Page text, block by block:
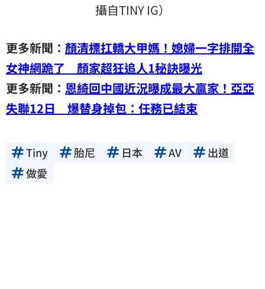
攝自TINY IG）
更多新聞： 顏清標扛轎大甲媽！媳婦一字排開全
女神網跪了 顏家超狂追人1秘訣曝光
更多新聞： 恩綺回中國近況曝成最大贏家！亞亞
失聯12日 爆替身掉包：任務已結束
Tiny 胎尼 日本 AV
出道
做愛